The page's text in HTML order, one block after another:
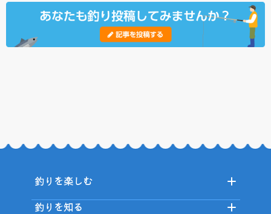
釣りを楽しむ
釣りを知る